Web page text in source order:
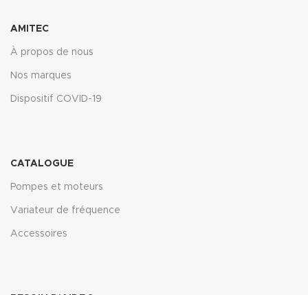
AMITEC
À propos de nous
Nos marques
Dispositif COVID-19
CATALOGUE
Pompes et moteurs
Variateur de fréquence
Accessoires